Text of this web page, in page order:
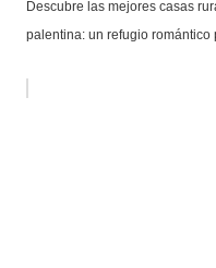
Descubre las mejores casas
palentina: un refugio romántico